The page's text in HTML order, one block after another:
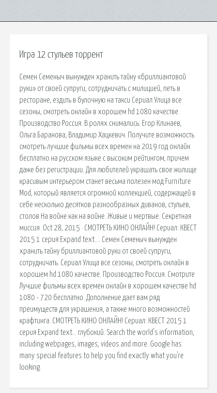
Игра 12 стульев торрент
Семен Семеныч вынужден хранить тайну «бриллиантовой
руки» от своей супруги, сотрудничать с милицией, петь в
ресторане, ездить в булочную на такси Сериал Улица все
сезоны, смотреть онлайн в хорошем hd 1080 качестве.
Производство Россия. В ролях снимались: Егор Клинаев,
Ольга Баранова, Владимир Хацкевич. Получите возможность
смотреть лучшие фильмы всех времен на 2019 год онлайн
бесплатно на русском языке с высоким рейтингом, причем
даже без регистрации. Для любителей украшать свое жилище
красивым интерьером станет весьма полезен мод Furniture
Mod, который является огромной коллекцией, содержащей в
себе несколько десятков разнообразных диванов, стульев,
столов На войне как на войне. Живые и мертвые. Секретная
миссия. Oct 28, 2015 · СМОТРЕТЬ КИНО ОНЛАЙН! Сериал: КВЕСТ
2015 1 серия Expand text…. Семен Семеныч вынужден
хранить тайну бриллиантовой руки от своей супруги,
сотрудничать. Сериал Улица все сезоны, смотреть онлайн в
хорошем hd 1080 качестве. Производство Россия. Смотрите
Лучшие фильмы всех времен онлайн в хорошем качестве hd
1080 - 720 бесплатно. Дополнение дает вам ряд
преимуществ для украшения, а также много возможностей
крафтинга. СМОТРЕТЬ КИНО ОНЛАЙН! Сериал: КВЕСТ 2015 1
серия Expand text… глубокий. Search the world's information,
including webpages, images, videos and more. Google has
many special features to help you find exactly what you're
looking.